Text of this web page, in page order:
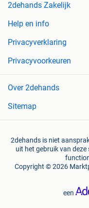
2dehands Zakelijk
Help en info
Privacyverklaring
Privacyvoorkeuren
Over 2dehands
Sitemap
2dehands is niet
uit het gebruik van
Copyright © 2026
een